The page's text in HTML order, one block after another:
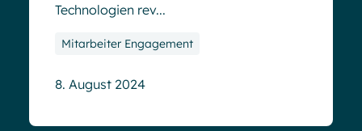
Technologien rev...
Mitarbeiter Engagement
8. August 2024